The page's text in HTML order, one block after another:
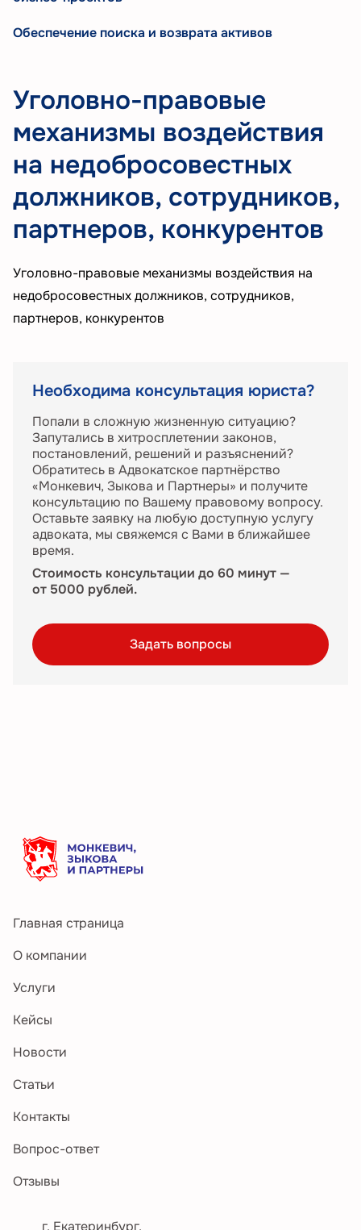
Обеспечение поиска и возврата активов
Уголовно-правовые
механизмы воздействия
на недобросовестных
должников, сотрудников,
партнеров, конкурентов
Уголовно-правовые механизмы воздействия на
недобросовестных должников, сотрудников,
партнеров, конкурентов
Необходима консультация юриста?
Попали в сложную жизненную ситуацию?
Запутались в хитросплетении законов,
постановлений, решений и разъяснений?
Обратитесь в Адвокатское партнёрство
«Монкевич, Зыкова и Партнеры» и получите
консультацию по Вашему правовому вопросу.
Оставьте заявку на любую доступную услугу
адвоката, мы свяжемся с Вами в ближайшее
время.
Стоимость консультации до 60 минут —
от 5000 рублей.
Задать вопросы
Главная страница
О компании
Услуги
Кейсы
Новости
Статьи
Контакты
Вопрос-ответ
Отзывы
г. Екатеринбург,